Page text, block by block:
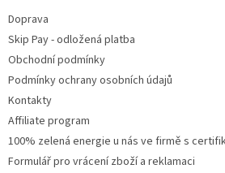
Doprava
Skip Pay - odložená platba
Obchodní podmínky
Podmínky ochrany osobních údajů
Kontakty
Affiliate program
100% zelená energie u nás ve firmě s
Formulář pro vrácení zboží a reklamaci